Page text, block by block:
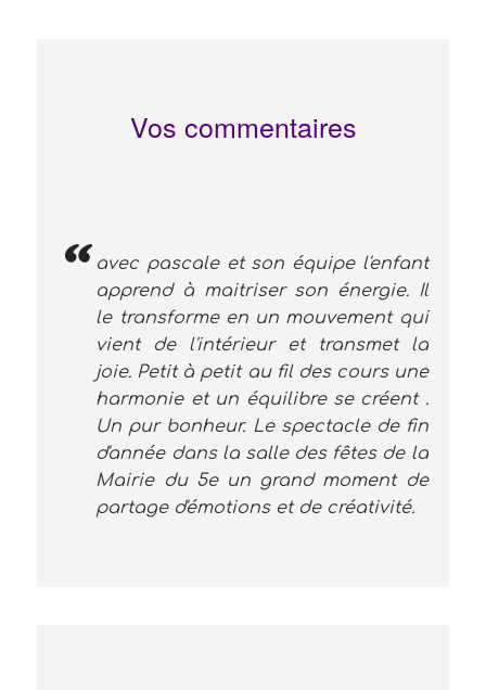
Vos commentaires
avec pascale et son équipe l'enfant
apprend à maitriser son énergie. Il
le transforme en un mouvement qui
vient de l'intérieur et transmet la
joie. Petit à petit au fil des cours une
harmonie et un équilibre se créent .
Un pur bonheur. Le spectacle de fin
d'année dans la salle des fêtes de la
Mairie du 5e un grand moment de
partage d'émotions et de créativité.